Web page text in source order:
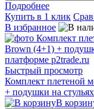
Подробнее
Купить в 1 клик
В избранное
Быстрый просмотр
Комплект плетеной
+ подушки на стульях
В